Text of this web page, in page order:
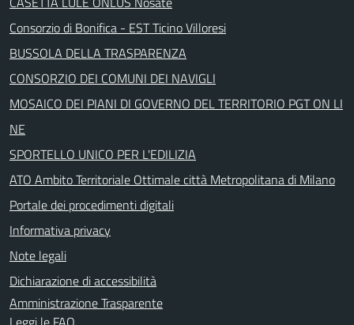
Consorzio di Bonifica - EST Ticino Villoresi
BUSSOLA DELLA TRASPARENZA
CONSORZIO DEI COMUNI DEI NAVIGLI
MOSAICO DEI PIANI DI GOVERNO DEL TERRITORIO PGT ON LI
NE
SPORTELLO UNICO PER L'EDILIZIA
ATO Ambito Territoriale Ottimale città Metropolitana di Milano
Portale dei procedimenti digitali
Informativa privacy
Note legali
Dichiarazione di accessibilità
Amministrazione Trasparente